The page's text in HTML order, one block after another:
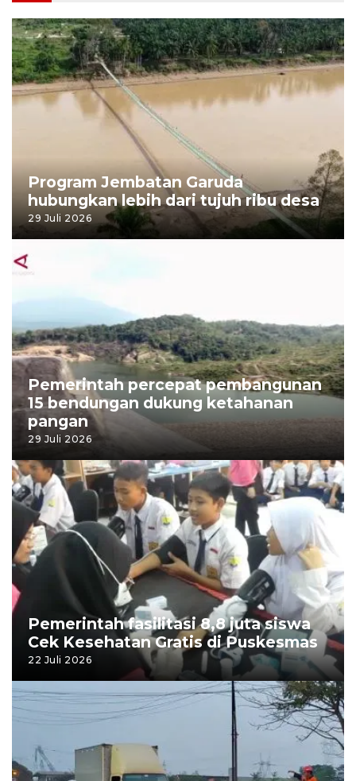
Program Jembatan Garuda
hubungkan lebih dari tujuh ribu desa
29 Juli 2026
Pemerintah percepat pembangunan
15 bendungan dukung ketahanan
pangan
29 Juli 2026
Pemerintah fasilitasi 8,8 juta siswa
Cek Kesehatan Gratis di Puskesmas
22 Juli 2026